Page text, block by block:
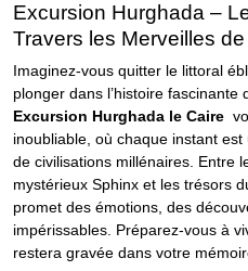
Excursion Hurghada –
Travers les Merveilles
Imaginez-vous quitter le littoral
plonger dans l’histoire fascinante
Excursion Hurghada le Caire
inoubliable, où chaque instant
de civilisations millénaires. Entre
mystérieux Sphinx et les trésors
promet des émotions, des
impérissables. Préparez-vous à
restera gravée dans votre